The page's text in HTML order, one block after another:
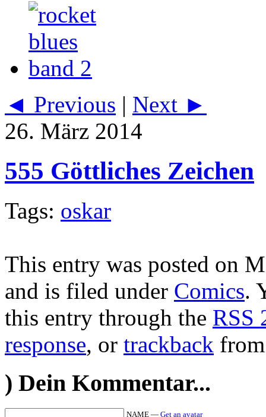
◄ Previous | Next ►
26. März 2014
555 Göttliches Zeichen
Tags: oskar
This entry was posted on
and is filed under Comics.
this entry through the RSS
response, or trackback
) Dein Kommentar...
NAME — Get an avatar